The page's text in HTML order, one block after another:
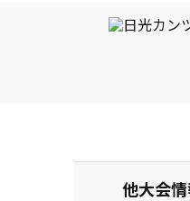
って、メジャ
他大会